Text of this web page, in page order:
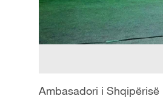
Ambasadori i